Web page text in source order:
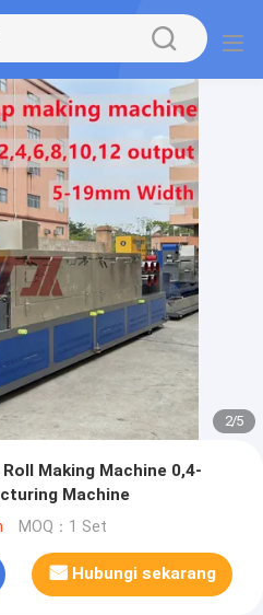
2/5
Making Machine 0,4-
Machine
MOQ：1 Set
Hubungi sekarang